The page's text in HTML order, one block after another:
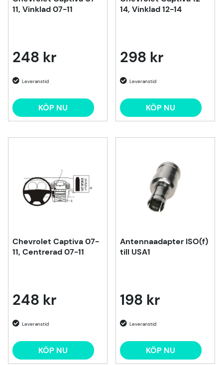
11, Vinklad 07-11
248 kr
KÖP NU
14, Vinklad 12-14
298 kr
KÖP NU
Chevrolet Captiva 07-
11, Centrerad 07-11
248 kr
KÖP NU
Antennaadapter ISO(f)
till USA1
198 kr
KÖP NU